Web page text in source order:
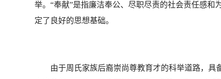
举。“奉献”是指廉洁奉公、尽职尽责的社会责任感
定了良好的思想基础。
由于周氏家族后裔崇尚尊教育才的科举道路，具